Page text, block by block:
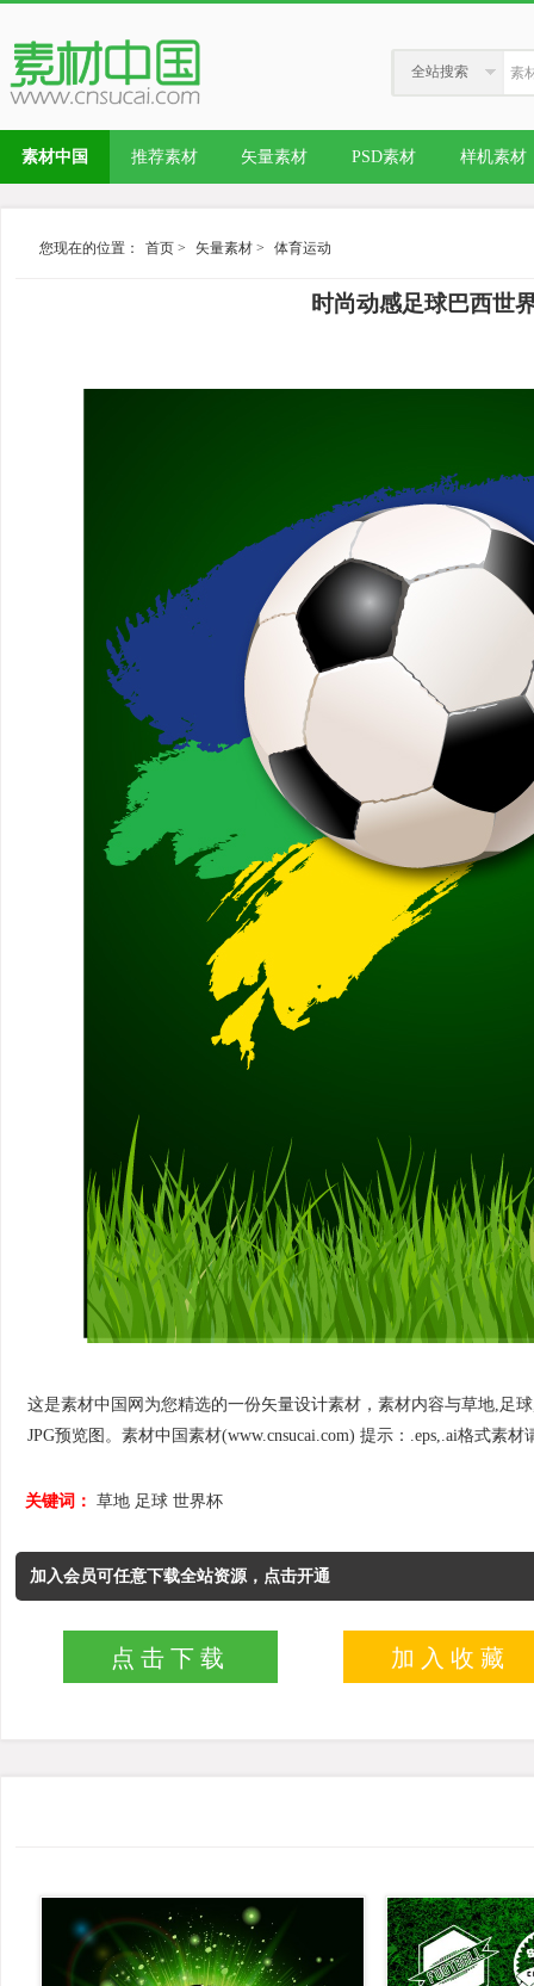
全站搜索
素材中国 推荐素材 矢量素材 PSD素材 样机素材
您现在的位置： 首页 > 矢量素材 > 体育运动
时尚动感足球巴西世
这是素材中国网为您精选的一份矢量设计素材，素材内容与草地,足
JPG预览图。素材中国素材(www.cnsucai.com) 提示：.eps,.ai格式素
关键词： 草地 足球 世界杯
加入会员可任意下载全站资源，点击开通
点击下载 加入收藏